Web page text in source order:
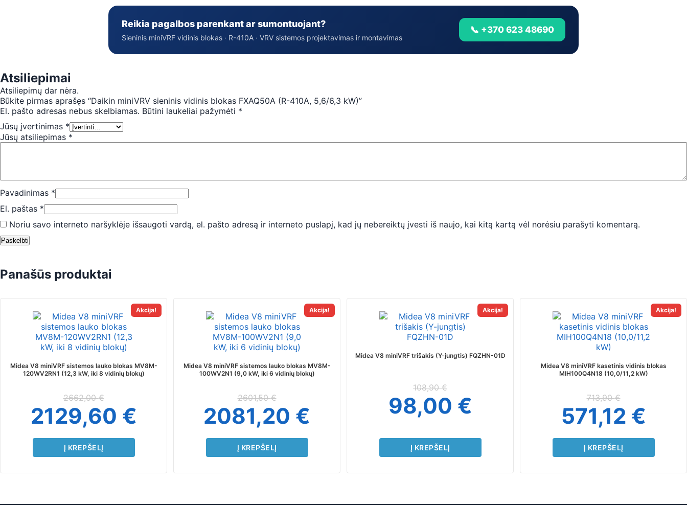
Reikia pagalbos parenkant ar sumontuojant?
Sieninis miniVRF vidinis blokas · R-410A · VRV sistemos projektavimas ir montavimas
📞 +370 623 48690
Atsiliepimai
Atsiliepimų dar nėra.
Būkite pirmas aprašęs “Daikin miniVRV sieninis vidinis blokas FXAQ50A (R-410A, 5,6/6,3 kW)”
El. pašto adresas nebus skelbiamas. Būtini laukeliai pažymėti *
Jūsų įvertinimas *
Jūsų atsiliepimas *
Pavadinimas *
El. paštas *
Noriu savo interneto naršyklėje išsaugoti vardą, el. pašto adresą ir interneto puslapį, kad jų nebereiktų įvesti iš naujo, kai kitą kartą vėl norėsiu parašyti komentarą.
Panašūs produktai
Akcija!
Midea V8 miniVRF sistemos lauko blokas MV8M-
120WV2RN1 (12,3 kW, iki 8 vidinių blokų)
2662,00€
2129,60 €
Į KREPŠELĮ
Akcija!
Midea V8 miniVRF sistemos lauko blokas MV8M-
100WV2N1 (9,0 kW, iki 6 vidinių blokų)
2601,50€
2081,20 €
Į KREPŠELĮ
Akcija!
Midea V8 miniVRF trišakis (Y-jungtis) FQZHN-01D
108,90€
98,00 €
Į KREPŠELĮ
Akcija!
Midea V8 miniVRF kasetinis vidinis blokas
MIH100Q4N18 (10,0/11,2 kW)
713,90€
571,12 €
Į KREPŠELĮ